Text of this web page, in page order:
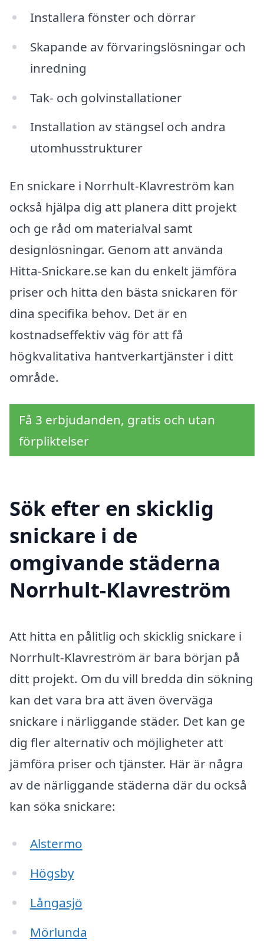
Installera fönster och dörrar
Skapande av förvaringslösningar och
inredning
Tak- och golvinstallationer
Installation av stängsel och andra
utomhusstrukturer
En snickare i Norrhult-Klavreström kan
också hjälpa dig att planera ditt projekt
och ge råd om materialval samt
designlösningar. Genom att använda
Hitta-Snickare.se kan du enkelt jämföra
priser och hitta den bästa snickaren för
dina specifika behov. Det är en
kostnadseffektiv väg för att få
högkvalitativa hantverkartjänster i ditt
område.
Få 3 erbjudanden, gratis och utan
förpliktelser
Sök efter en skicklig
snickare i de
omgivande städerna
Norrhult-Klavreström
Att hitta en pålitlig och skicklig snickare i
Norrhult-Klavreström är bara början på
ditt projekt. Om du vill bredda din sökning
kan det vara bra att även överväga
snickare i närliggande städer. Det kan ge
dig fler alternativ och möjligheter att
jämföra priser och tjänster. Här är några
av de närliggande städerna där du också
kan söka snickare:
Alstermo
Högsby
Långasjö
Mörlunda